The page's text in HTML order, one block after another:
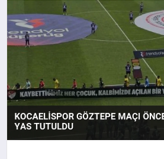
EĞITIM
YAŞAM